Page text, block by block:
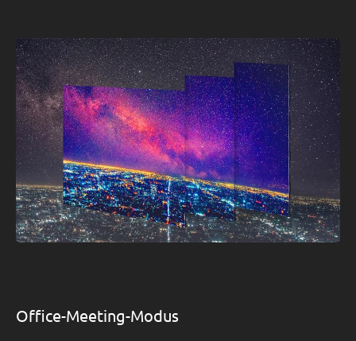
Office-Meeting-Modus